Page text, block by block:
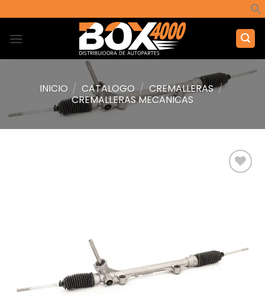
al
contenido
INICIO / CATALOGO / CREMALLERAS /
CREMALLERAS MECANICAS